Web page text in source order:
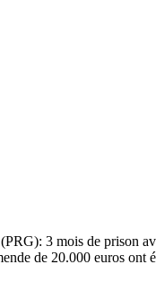
de 20.000 euros